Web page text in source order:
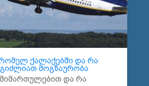
რომელ ქალაქებში და რა
მოგზაურობა
და რა